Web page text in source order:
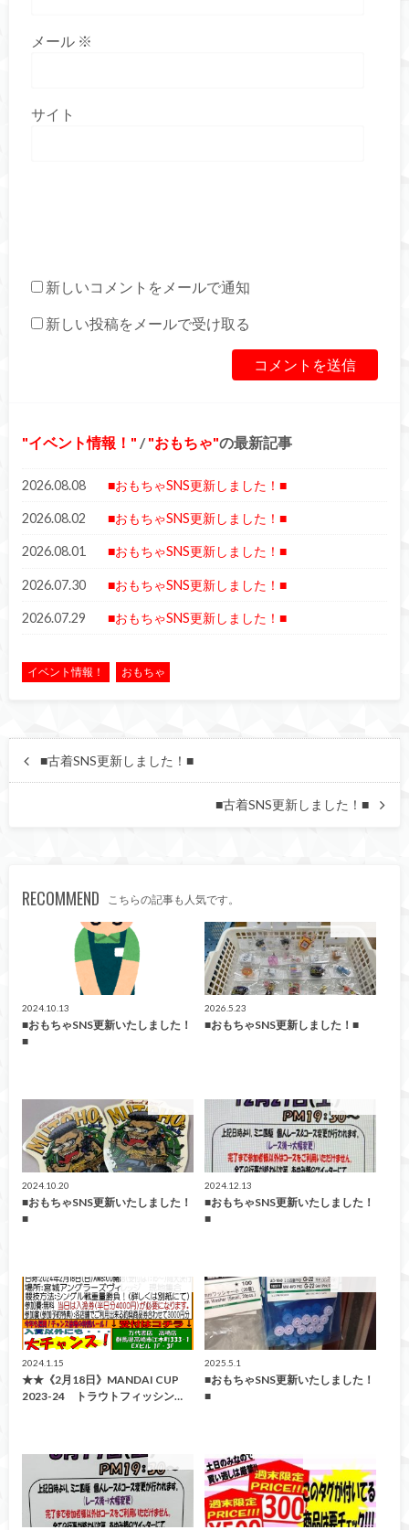
メール ※
サイト
新しいコメントをメールで通知
新しい投稿をメールで受け取る
イベント情報！ / おもちゃ の最新記事
2026.08.08 ■おもちゃSNS更新しました！■
2026.08.02 ■おもちゃSNS更新しました！■
2026.08.01 ■おもちゃSNS更新しました！■
2026.07.30 ■おもちゃSNS更新しました！■
2026.07.29 ■おもちゃSNS更新しました！■
イベント情報！ おもちゃ
■古着SNS更新しました！■
■古着SNS更新しました！■
RECOMMEND こちらの記事も人気です。
2024.10.13
■おもちゃSNS更新いたしました！
■
2026.5.23
■おもちゃSNS更新しました！■
2024.10.20
■おもちゃSNS更新いたしました！
■
2024.12.13
■おもちゃSNS更新いたしました！
■
イベント情報！
2024.1.15
★★《2月18日》MANDAI CUP
2023-24 トラウトフィッシン…
2025.5.1
■おもちゃSNS更新いたしました！
■
イベント情報！